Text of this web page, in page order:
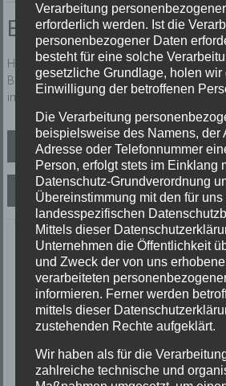
Einsatzbericht:
Hausnotruf. Aufgrund des parallel
Biederbach wurde die Abteilung Elzach
im Garten angetroffen. Fehlalarm.
Beitragsnavigation
Verkehrsunfall
Letzte Einsätze
ABC-1, Ölspur klein
23/06/2026
Ölspur
Einsatzort: Oberprechtal
TH 2 Absicherung Verkehrsunfall
20/06/2026
Verkehrsunfall
Verarbeitung
erforderlich werden. Ist die
personenbezogener Daten
besteht für eine solche
gesetzliche Grundlage, holen wir
Einwilligung der betroffenen
Die Verarbeitung
beispielsweise des Namens, der
Adresse oder Telefonnummer
Person, erfolgt stets im Einklang
Datenschutz-Grundverordnung
Übereinstimmung mit den für
landesspezifischen
Mittels dieser
Unternehmen die Öffentlichkeit
und Zweck der von uns
verarbeiteten
informieren. Ferner werden
mittels dieser
zustehenden Rechte aufgeklärt.
Wir haben als für die
zahlreiche technische und